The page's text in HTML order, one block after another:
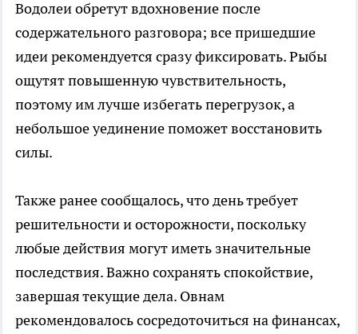
Водолеи обретут вдохновение после
содержательного разговора; все пришедшие
идеи рекомендуется сразу фиксировать. Рыбы
ощутят повышенную чувствительность,
поэтому им лучше избегать перегрузок, а
небольшое уединение поможет восстановить
силы.
Также ранее сообщалось, что день требует
решительности и осторожности, поскольку
любые действия могут иметь значительные
последствия. Важно сохранять спокойствие,
завершая текущие дела. Овнам
рекомендовалось сосредоточиться на финансах,